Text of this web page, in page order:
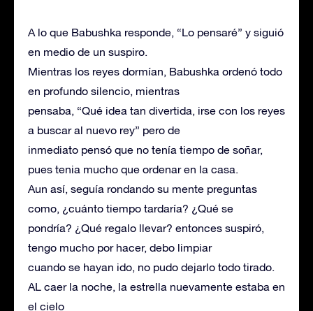
A lo que Babushka responde, “Lo pensaré” y siguió
en medio de un suspiro.
Mientras los reyes dormían, Babushka ordenó todo
en profundo silencio, mientras
pensaba, “Qué idea tan divertida, irse con los reyes
a buscar al nuevo rey” pero de
inmediato pensó que no tenía tiempo de soñar,
pues tenia mucho que ordenar en la casa.
Aun así, seguía rondando su mente preguntas
como, ¿cuánto tiempo tardaría? ¿Qué se
pondría? ¿Qué regalo llevar? entonces suspiró,
tengo mucho por hacer, debo limpiar
cuando se hayan ido, no pudo dejarlo todo tirado.
AL caer la noche, la estrella nuevamente estaba en
el cielo